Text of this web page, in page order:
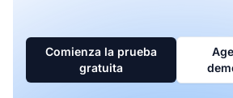
Comienza la prueba
gratuita